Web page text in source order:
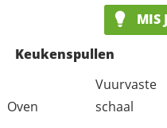
MIS
Keukenspullen
Oven
Vuurvaste
schaal